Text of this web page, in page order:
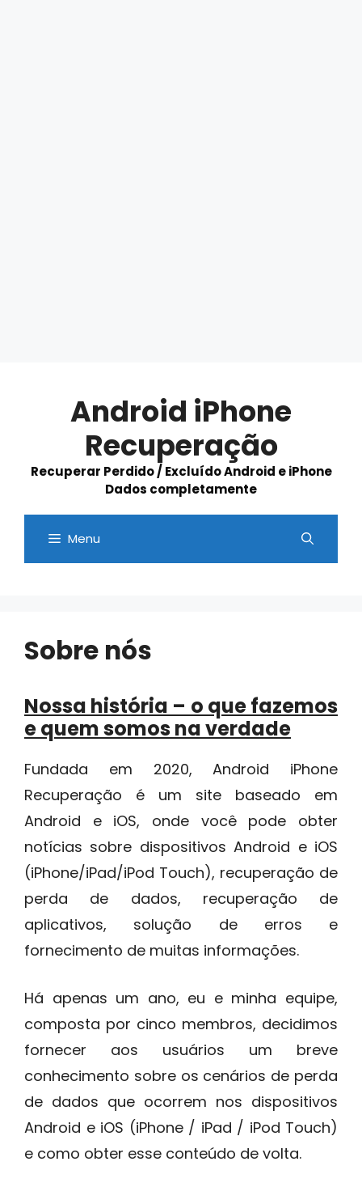
Android iPhone
Recuperação
Recuperar Perdido / Excluído Android e iPhone
Dados completamente
Menu
Sobre nós
Nossa história – o que fazemos
e quem somos na verdade
Fundada em 2020, Android iPhone
Recuperação é um site baseado em
Android e iOS, onde você pode obter
notícias sobre dispositivos Android e iOS
(iPhone/iPad/iPod Touch), recuperação de
perda de dados, recuperação de
aplicativos, solução de erros e
fornecimento de muitas informações.
Há apenas um ano, eu e minha equipe,
composta por cinco membros, decidimos
fornecer aos usuários um breve
conhecimento sobre os cenários de perda
de dados que ocorrem nos dispositivos
Android e iOS (iPhone / iPad / iPod Touch)
e como obter esse conteúdo de volta.